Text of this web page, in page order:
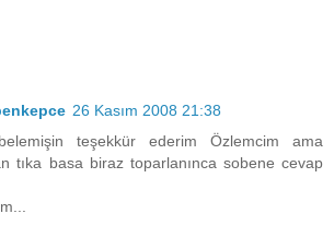
26 Kasım 2008 21:38
teşekkür ederim Özlemcim ama
tıka basa biraz toparlanınca sobene cevap